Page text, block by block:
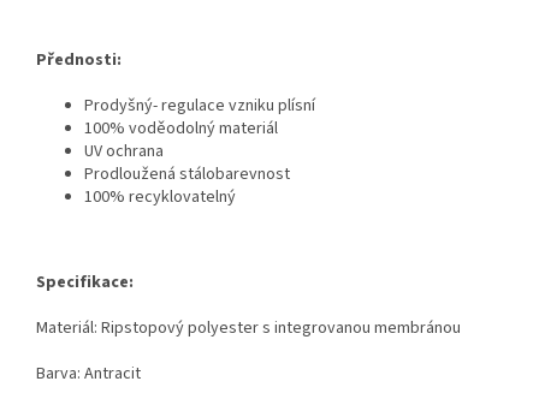
Přednosti:
Prodyšný- regulace vzniku plísní
100% voděodolný materiál
UV ochrana
Prodloužená stálobarevnost
100% recyklovatelný
Specifikace:
Materiál: Ripstopový polyester s integrovanou membránou
Barva: Antracit